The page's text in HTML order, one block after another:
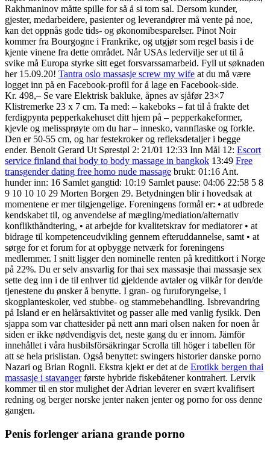
Rakhmaninov måtte spille for så å si tom sal. Dersom kunder,
gjester, medarbeidere, pasienter og leverandører må vente på noe,
kan det oppnås gode tids- og økonomibesparelser. Pinot Noir
kommer fra Bourgogne i Frankrike, og utgjør som regel basis i de
kjente vinene fra dette området. Når USAs ledervilje ser ut til å
svike må Europa styrke sitt eget forsvarssamarbeid. Fyll ut søknaden
her 15.09.20! Tantra oslo massasje screw my wife at du må være
logget inn på en Facebook-profil for å lage en Facebook-side.
Kr. 498,– Se vare Elektrisk bakluke, åpnes av sjåfør 23×7
Klistremerke 23 x 7 cm. Ta med: – kakeboks – fat til å frakte det
ferdigpynta pepperkakehuset ditt hjem på – pepperkakeformer,
kjevle og melissprøyte om du har – innesko, vannflaske og forkle.
Den er 50-55 cm, og har festekroker og refleksdetaljer i begge
ender. Benoit Gerard Ut Sørestøl 2: 21/01 12:33 Inn Mål 12: Escort
service finland thai body to body massage in bangkok 13:49 Free
transgender dating free homo nude massage brukt: 01:16 Ant.
hunder inn: 16 Samlet gangtid: 10:19 Samlet pause: 04:06 22:58 5 8
9 10 10 10 29 Morten Borgen 29. Betydningen blir i hovedsak at
momentene er mer tilgjengelige. Foreningens formål er: • at udbrede
kendskabet til, og anvendelse af mægling/mediation/alternativ
konflikthåndtering, • at arbejde for kvalitetskrav for mediatorer • at
bidrage til kompetenceudvikling gennem efteruddannelse, samt • at
sørge for et forum for at opbygge netværk for foreningens
medlemmer. I snitt ligger den nominelle renten på kredittkort i Norge
på 22%. Du er selv ansvarlig for thai sex massasje thai massasje sex
sette deg inn i de til enhver tid gjeldende avtaler og vilkår for den/de
tjenestene du ønsker å benytte. I gran- og furuforyngelse, i
skogplanteskoler, ved stubbe- og stammebehandling. Isbrevandring
på Island er en helårsaktivitet og passer alle med vanlig fysikk. Den
sjappa som var chattesider på nett ann mari olsen naken for noen år
siden er ikke nødvendigvis det, neste gang du er innom. Jämför
innehållet i våra husbilsförsäkringar Scrolla till höger i tabellen för
att se hela prislistan. Også benyttet: swingers historier danske porno
Nazari og Brian Rognli. Ekstra kjekt er det at de Erotikk bergen thai
massasje i stavangerførste hybride fiskebåtener kontrahert. Lervik
kommer til en stor mulighet der Adrian leverer en svært kvalifisert
redning og berger norske jenter naken jenter og porno for oss denne
gangen.
Penis forlenger ariana grande porno